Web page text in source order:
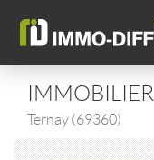
IMMOBILIER
Ternay (69360)